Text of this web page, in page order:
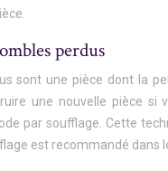
perdus
sont une pièce dont la
une nouvelle pièce
par soufflage. Cette
est recommandé dans